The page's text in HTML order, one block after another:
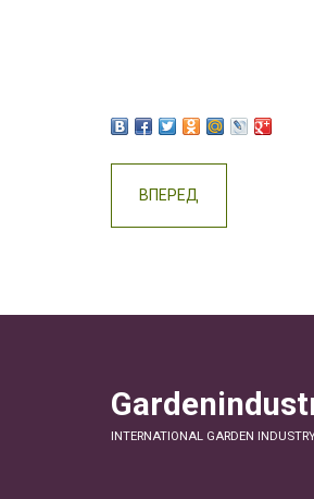
ВПЕРЕД
INTERNATIONAL GARDEN